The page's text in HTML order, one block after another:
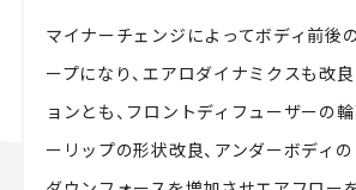
マイナーチェンジによってボディ前後
ープになり、エアロダイナミクスも改
ョンとも、フロントディフューザーの
ーリップの形状改良、アンダーボディ